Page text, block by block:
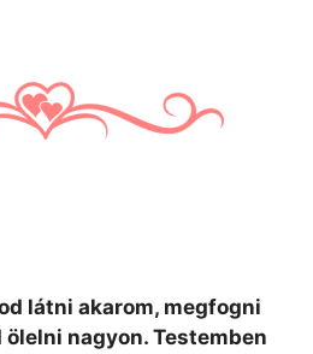
látni akarom, megfogni
ölelni nagyon. Testemben